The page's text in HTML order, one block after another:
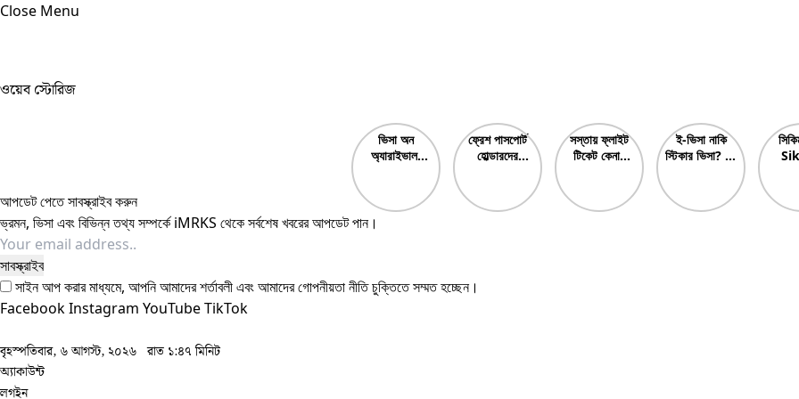
Close Menu
ওয়েব স্টোরিজ
ভিসা অন
অ্যারাইভাল-
ফ্রেশ পাসপোর্ট
হোল্ডারদের
fresh
কি করা উচিত?
সস্তায় ফ্লাইট
টিকেট কেনার
cheap
ই-ভিসা নাকি
স্টিকার ভিসা? E-
Sticker Visa
Which is
&
আপডেট পেতে সাবস্ক্রাইব করুন
ভ্রমন, ভিসা এবং বিভিন্ন তথ্য সম্পর্কে iMRKS থেকে সর্বশেষ খবরের আপডেট পান।
সাইন আপ করার মাধ্যমে, আপনি আমাদের শর্তাবলী এবং আমাদেরগোপনীয়তা নীতিচুক্তিতে সম্মত হচ্ছেন।
FacebookInstagram YouTubeTikTok
বৃহস্পতিবার, ৬ আগস্ট, ২০২৬ রাত ১:৪৭ মিনিট
অ্যাকাউন্ট
লগইন